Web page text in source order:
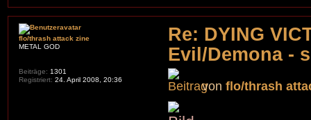
Re: DYING
Evil/Demona -
vonflo/thrash
flo/thrash attack zine
METAL GOD
Beiträge: 1301
Registriert: 24. April 2008, 20:36